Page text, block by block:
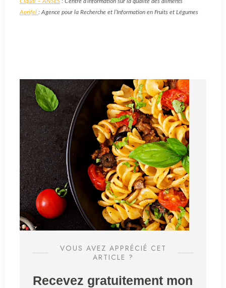
Aprifel : Agence pour la Recherche et l’Information en Fruits et Légumes
VOUS AVEZ APPRÉCIÉ CET
ARTICLE ?
Recevez gratuitement mon